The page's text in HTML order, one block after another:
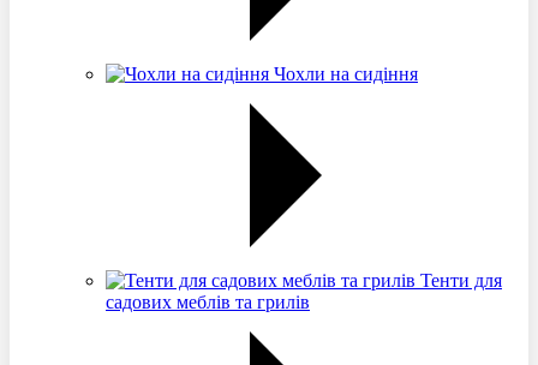
Чохли на сидіння
Тенти для
садових меблів та грилів